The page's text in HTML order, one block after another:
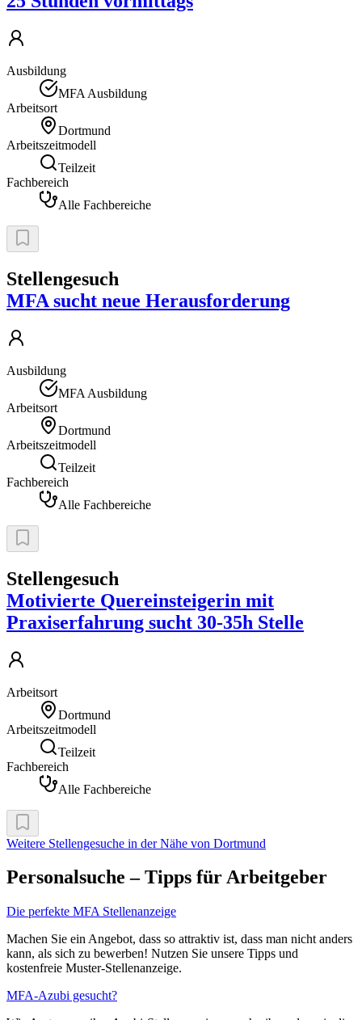
Ausbildung
MFA Ausbildung
Arbeitsort
Dortmund
Arbeitszeitmodell
Teilzeit
Fachbereich
Alle Fachbereiche
Stellengesuch
MFA sucht neue Herausforderung
Ausbildung
MFA Ausbildung
Arbeitsort
Dortmund
Arbeitszeitmodell
Teilzeit
Fachbereich
Alle Fachbereiche
Stellengesuch
Motivierte Quereinsteigerin mit
Praxiserfahrung sucht 30-35h Stelle
Arbeitsort
Dortmund
Arbeitszeitmodell
Teilzeit
Fachbereich
Alle Fachbereiche
Weitere Stellengesuche in der Nähe von Dortmund
Personalsuche – Tipps für Arbeitgeber
Die perfekte MFA Stellenanzeige
Machen Sie ein Angebot, dass so attraktiv ist, dass man nicht anders
kann, als sich zu bewerben! Nutzen Sie unsere Tipps und
kostenfreie Muster-Stellenanzeige.
MFA-Azubi gesucht?